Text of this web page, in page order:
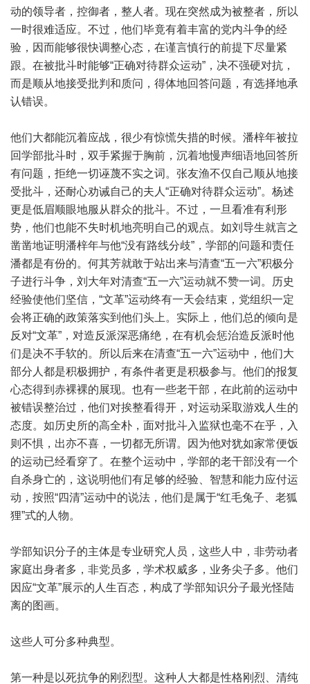
动的领导者，控御者，整人者。现在突然成为被整者，所以
一时很难适应。不过，他们毕竟有着丰富的党内斗争的经
验，因而能够很快调整心态，在谨言慎行的前提下尽量紧
跟。在被批斗时能够“正确对待群众运动”，决不强硬对抗，
而是顺从地接受批判和质问，得体地回答问题，有选择地承
认错误。
他们大都能沉着应战，很少有惊慌失措的时候。潘梓年被拉
回学部批斗时，双手紧握于胸前，沉着地慢声细语地回答所
有问题，拒绝一切诬蔑不实之词。张友渔不仅自己顺从地接
受批斗，还耐心劝诫自己的夫人“正确对待群众运动”。杨述
更是低眉顺眼地服从群众的批斗。不过，一旦看准有利形
势，他们也能不失时机地亮明自己的观点。如刘导生就言之
凿凿地证明潘梓年与他“没有路线分歧”，学部的问题和责任
潘都是有份的。何其芳就敢于站出来与清查“五一六”积极分
子进行斗争，刘大年对清查“五一六”运动就不赞一词。历史
经验使他们坚信，“文革”运动终有一天会结束，党组织一定
会将正确的政策落实到他们头上。实际上，他们总的倾向是
反对“文革”，对造反派深恶痛绝，在有机会惩治造反派时他
们是决不手软的。所以后来在清查“五一六”运动中，他们大
部分人都是积极拥护，有条件者更是积极参与。他们的报复
心态得到赤裸裸的展现。也有一些老干部，在此前的运动中
被错误整治过，他们对挨整看得开，对运动采取游戏人生的
态度。如历史所的高全朴，面对批斗入监狱也毫不在乎，入
则不惧，出亦不喜，一切都无所谓。因为他对犹如家常便饭
的运动已经看穿了。在整个运动中，学部的老干部没有一个
自杀身亡的，这说明他们有足够的经验、智慧和能力应付运
动，按照“四清”运动中的说法，他们是属于“红毛兔子、老狐
狸”式的人物。
学部知识分子的主体是专业研究人员，这些人中，非劳动者
家庭出身者多，非党员多，学术权威多，业务尖子多。他们
因应“文革”展示的人生百态，构成了学部知识分子最光怪陆
离的图画。
这些人可分多种典型。
第一种是以死抗争的刚烈型。这种人大都是性格刚烈、清纯